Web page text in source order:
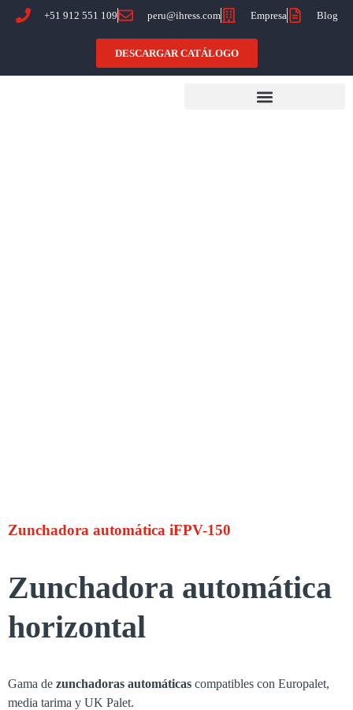
+51 912 551 109 peru@ihress.com Empresa Blog
DESCARGAR CATÁLOGO
Zunchadora automática iFPV-150
Zunchadora automática
horizontal
Gama de zunchadoras automáticas compatibles con Europalet,
media tarima y UK Palet.